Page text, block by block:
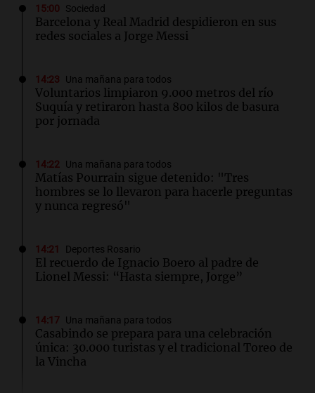
15:00 Sociedad
Barcelona y Real Madrid despidieron en sus
redes sociales a Jorge Messi
14:23 Una mañana para todos
Voluntarios limpiaron 9.000 metros del río
Suquía y retiraron hasta 800 kilos de basura
por jornada
14:22 Una mañana para todos
Matías Pourrain sigue detenido: "Tres
hombres se lo llevaron para hacerle preguntas
y nunca regresó"
14:21 Deportes Rosario
El recuerdo de Ignacio Boero al padre de
Lionel Messi: “Hasta siempre, Jorge”
14:17 Una mañana para todos
Casabindo se prepara para una celebración
única: 30.000 turistas y el tradicional Toreo de
la Vincha